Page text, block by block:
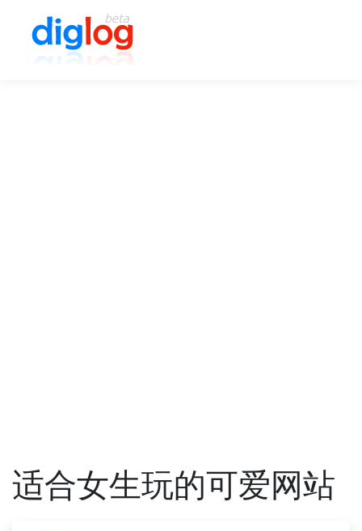
适合女生玩的可爱网站